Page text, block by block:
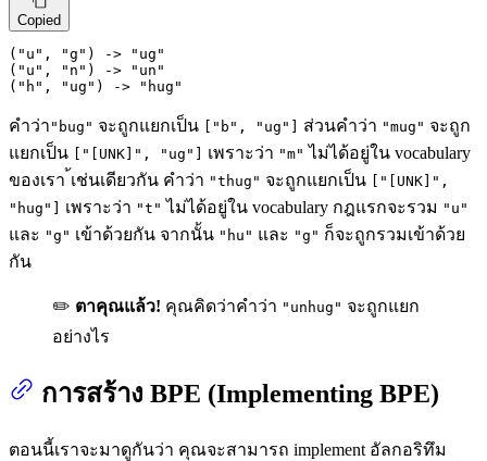
Copied
( "u" , "g" ) ->
"ug"
( "u" , "n" ) ->
"un"
( "h" , "ug" ) -> "hug"
คำว่า "bug" จะถูกแยกเป็น ["b", "ug"] ส่วนคำว่า "mug" จะถูก
แยกเป็น
["[UNK]", "ug"] เพราะว่า "m" ไม่ได้อยู่ใน vocabulary
ของเรา ้เช่นเดียวกัน คำว่า "thug" จะถูกแยกเป็น
["[UNK]",
"hug"]
เพราะว่า "t" ไม่ได้อยู่ใน vocabulary กฎแรกจะรวม "u"
และ "g" เข้าด้วยกัน จากนั้น "hu" และ "g" ก็จะถูกรวมเข้าด้วย
กัน
✏️ ตาคุณแล้ว! คุณคิดว่าคำว่า "unhug" จะถูกแยก
อย่างไร
การสร้าง BPE (Implementing BPE)
ตอนนี้เราจะมาดูกันว่า คุณจะสามารถ implement อัลกอริทึม